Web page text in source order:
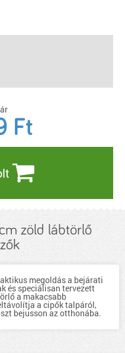
Ft
zöld lábtörlő
megoldás a bejárati
és speciálisan tervezett
a makacsabb
a cipők talpáról,
bejusson az otthonába.